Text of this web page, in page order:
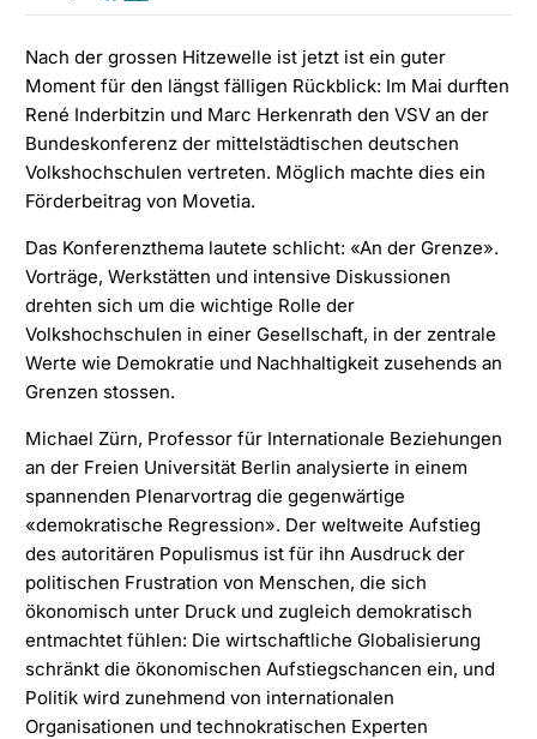
Partager
Facebook
Partager
LinkedIn
Nach der grossen Hitzewelle ist jetzt ist ein guter
Moment für den längst fälligen Rückblick: Im Mai durften
René Inderbitzin und Marc Herkenrath den VSV an der
Bundeskonferenz der mittelstädtischen deutschen
Volkshochschulen vertreten. Möglich machte dies ein
Förderbeitrag von Movetia.
Das Konferenzthema lautete schlicht: «An der Grenze».
Vorträge, Werkstätten und intensive Diskussionen
drehten sich um die wichtige Rolle der
Volkshochschulen in einer Gesellschaft, in der zentrale
Werte wie Demokratie und Nachhaltigkeit zusehends an
Grenzen stossen.
Michael Zürn, Professor für Internationale Beziehungen
an der Freien Universität Berlin analysierte in einem
spannenden Plenarvortrag die gegenwärtige
«demokratische Regression». Der weltweite Aufstieg
des autoritären Populismus ist für ihn Ausdruck der
politischen Frustration von Menschen, die sich
ökonomisch unter Druck und zugleich demokratisch
entmachtet fühlen: Die wirtschaftliche Globalisierung
schränkt die ökonomischen Aufstiegschancen ein, und
Politik wird zunehmend von internationalen
Organisationen und technokratischen Experten